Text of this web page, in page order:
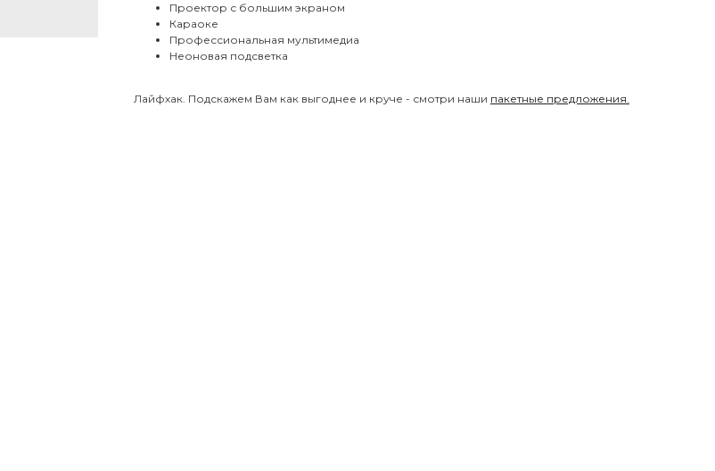
Проектор с большим экраном
Караоке
Профессиональная мультимедиа
Неоновая подсветка
Лайфхак. Подскажем Вам как выгоднее и круче - смотри наши пакетные предложения.